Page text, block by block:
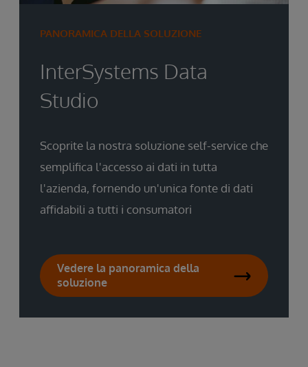
PANORAMICA DELLA SOLUZIONE
InterSystems Data
Studio
Scoprite la nostra soluzione self-service che
semplifica l'accesso ai dati in tutta
l'azienda, fornendo un'unica fonte di dati
affidabili a tutti i consumatori
Vedere la panoramica della
soluzione